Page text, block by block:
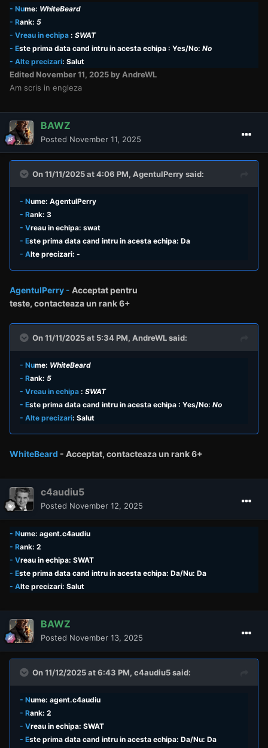
- Nume: WhiteBeard
- Rank: 5
- Vreau in echipa : SWAT
- Este prima data cand intru in acesta echipa : Yes/No: No
- Alte precizari: Salut
Edited November 11, 2025 by AndreWL
Am scris in engleza
BAWZ
Posted November 11, 2025
On 11/11/2025 at 4:06 PM,AgentulPerrysaid:
- Nume: AgentulPerry
- Rank: 3
- Vreau in echipa: swat
- Este prima data cand intru in acesta echipa: Da
- Alte precizari: -
AgentulPerry - Acceptat pentru
teste, contacteaza un rank6+
On 11/11/2025 at 5:34 PM,AndreWLsaid:
- Nume: WhiteBeard
- Rank: 5
- Vreau in echipa: SWAT
-Este prima data cand intru in acesta echipa : Yes/No: No
- Alte precizari: Salut
WhiteBeard - Acceptat, contacteaza un rank6+
c4audiu5
Posted November 12, 2025
- Nume: agent.c4audiu
- Rank: 2
- Vreau in echipa: SWAT
- Este prima data cand intru in acesta echipa: Da/Nu: Da
- Alte precizari: Salut
BAWZ
Posted November 13, 2025
On 11/12/2025 at 6:43 PM,c4audiu5said:
- Nume: agent.c4audiu
- Rank: 2
- Vreau in echipa: SWAT
- Este prima data cand intru in acesta echipa: Da/Nu: Da